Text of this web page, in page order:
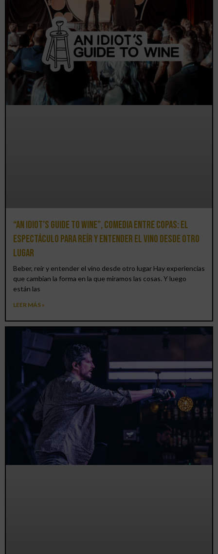
“An Idiot’s Guide to Wine”, comedia entre copas: el
espectáculo para reír y entender el vino desde otro
lugar
Beber, reír y entender el vino desde otro lugar Hay experiencias
que cambian la forma en la que miramos las cosas. Y luego
están las
LEER MÁS »